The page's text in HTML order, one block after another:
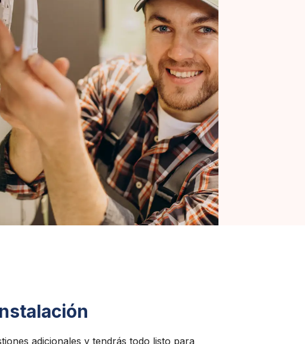
adicionales y tendrás todo listo para